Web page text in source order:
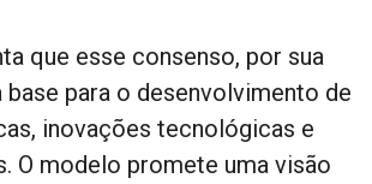
que esse consenso, por sua
base para o desenvolvimento de
inovações tecnológicas e
O modelo promete uma visão